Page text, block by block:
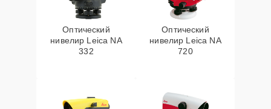
Оптический
нивелир Leica NA
332
Оптический
нивелир Leica NA
720